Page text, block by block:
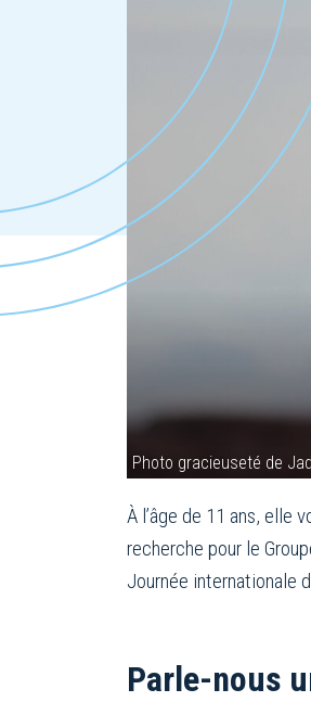
Photo gracieuseté de
À l’âge de 11 ans, elle
recherche pour le
Journée internationale
Parle-nous